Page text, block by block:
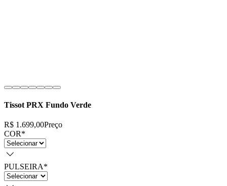
Tissot PRX Fundo Verde
R$ 1.699,00Preço
COR*
PULSEIRA*